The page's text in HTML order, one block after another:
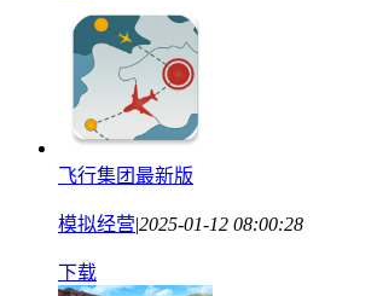
飞行集团最新版
模拟经营|2025-01-12 08:00:28
下载